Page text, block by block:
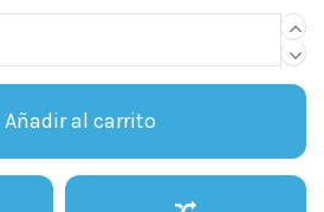
Añadir al carrito